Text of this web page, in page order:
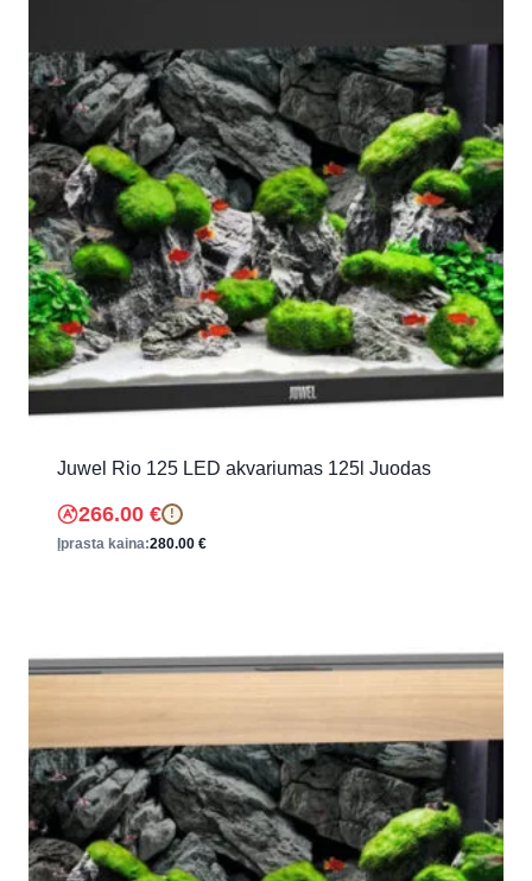
Juwel Rio 125 LED akvariumas 125l Juodas
266.00 € !
Įprasta kaina:280.00 €